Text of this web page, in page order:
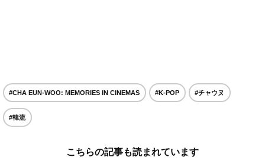
#CHA EUN-WOO: MEMORIES IN CINEMAS #K-POP #チャウヌ
#韓流
こちらの記事も読まれています